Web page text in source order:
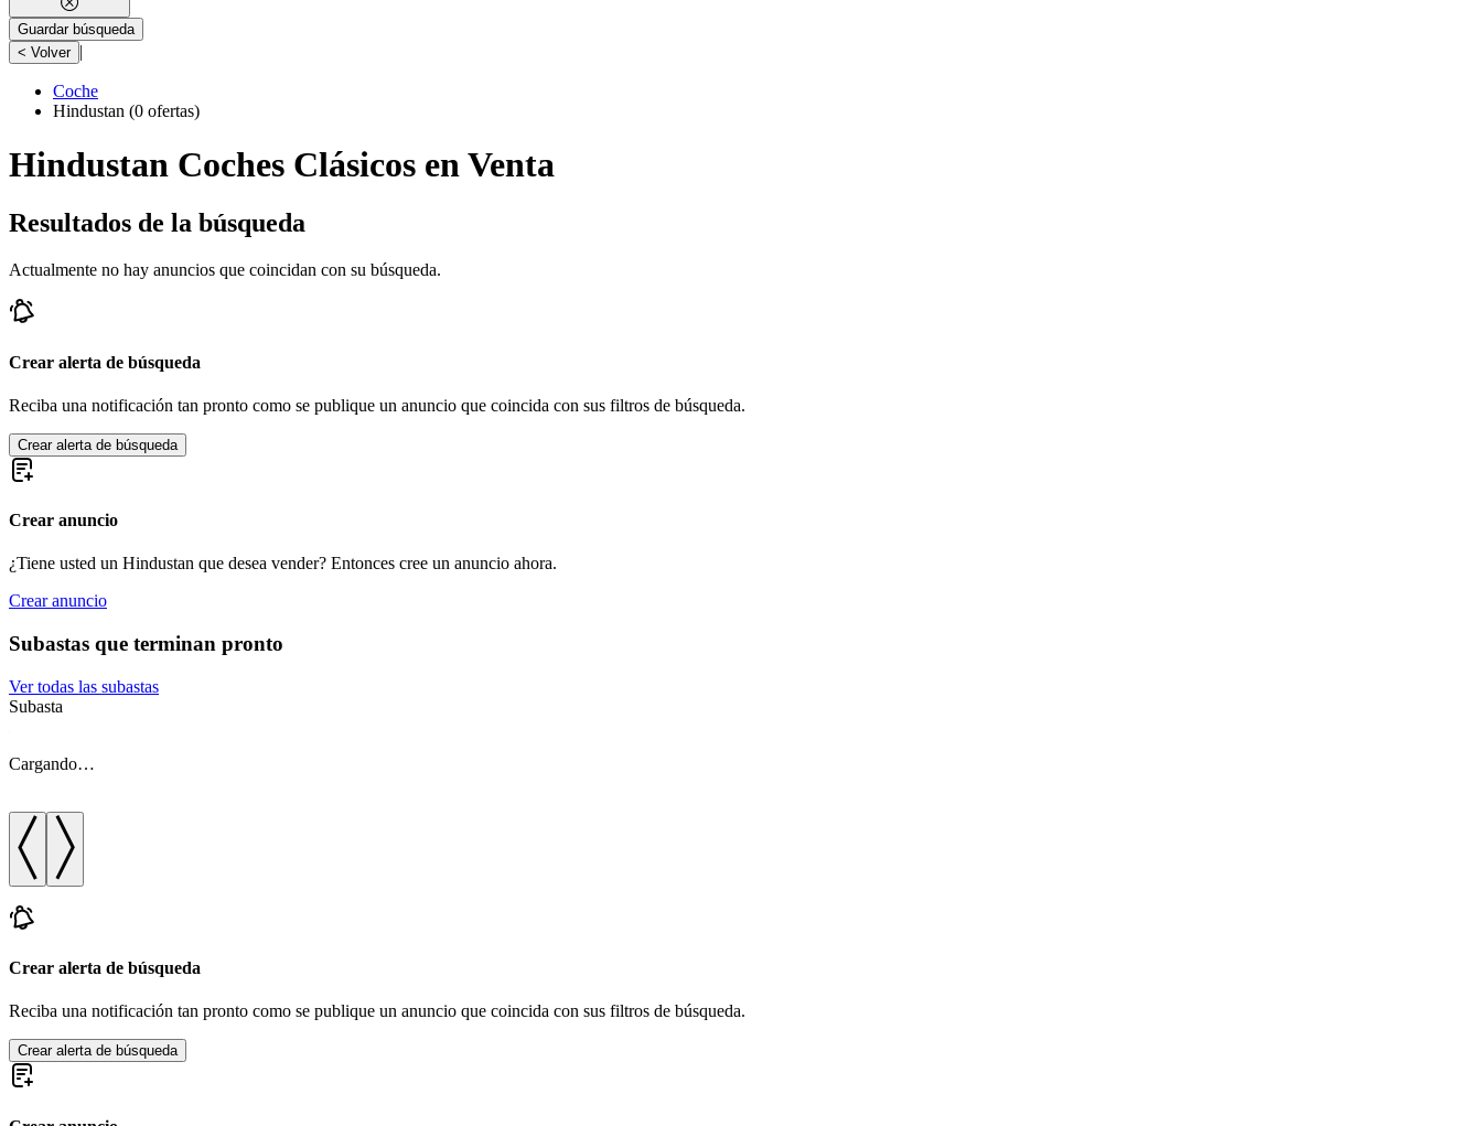
Guardar búsqueda
< Volver |
Coche
Hindustan (0 ofertas)
Hindustan Coches Clásicos en Venta
Resultados de la búsqueda
Actualmente no hay anuncios que coincidan con su búsqueda.
Crear alerta de búsqueda
Reciba una notificación tan pronto como se publique un anuncio que coincida con sus filtros de búsqueda.
Crear alerta de búsqueda
Crear anuncio
¿Tiene usted un Hindustan que desea vender? Entonces cree un anuncio ahora.
Crear anuncio
Subastas que terminan pronto
Ver todas las subastas
Subasta
Cargando…
Crear alerta de búsqueda
Reciba una notificación tan pronto como se publique un anuncio que coincida con sus filtros de búsqueda.
Crear alerta de búsqueda